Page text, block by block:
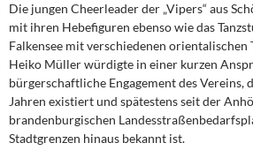
Die jungen Cheerleader der „Vipers“ aus
mit ihren Hebefiguren ebenso wie das
Falkensee mit verschiedenen orientalischen
Heiko Müller würdigte in einer kurzen
bürgerschaftliche Engagement des Vereins,
Jahren existiert und spätestens seit der
brandenburgischen
Stadtgrenzen hinaus bekannt ist.